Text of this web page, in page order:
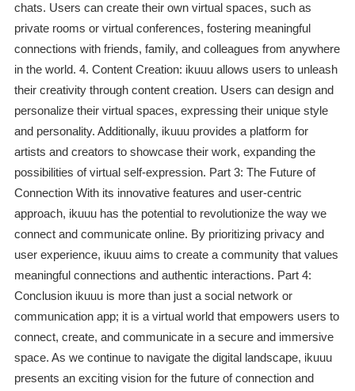
chats. Users can create their own virtual spaces, such as
private rooms or virtual conferences, fostering meaningful
connections with friends, family, and colleagues from anywhere
in the world. 4. Content Creation: ikuuu allows users to unleash
their creativity through content creation. Users can design and
personalize their virtual spaces, expressing their unique style
and personality. Additionally, ikuuu provides a platform for
artists and creators to showcase their work, expanding the
possibilities of virtual self-expression. Part 3: The Future of
Connection With its innovative features and user-centric
approach, ikuuu has the potential to revolutionize the way we
connect and communicate online. By prioritizing privacy and
user experience, ikuuu aims to create a community that values
meaningful connections and authentic interactions. Part 4:
Conclusion ikuuu is more than just a social network or
communication app; it is a virtual world that empowers users to
connect, create, and communicate in a secure and immersive
space. As we continue to navigate the digital landscape, ikuuu
presents an exciting vision for the future of connection and